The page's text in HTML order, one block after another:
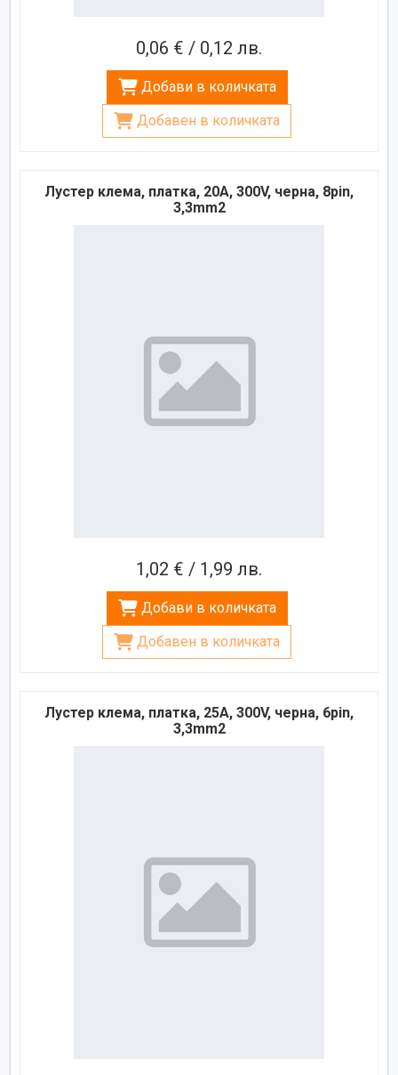
0,06 € / 0,12 лв.
Добави в количката
Добавен в количката
Лустер клема, платка, 20A, 300V, черна, 8pin,
3,3mm2
1,02 € / 1,99 лв.
Добави в количката
Добавен в количката
Лустер клема, платка, 25A, 300V, черна, 6pin,
3,3mm2